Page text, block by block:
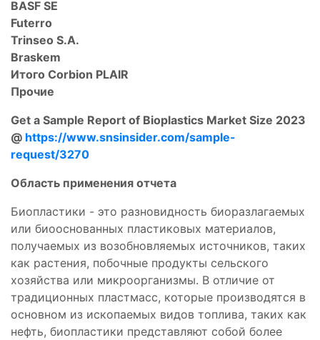
BASF SE
Futerro
Trinseo S.A.
Braskem
Итого Corbion PLAIR
Прочие
Get a Sample Report of Bioplastics Market Size 2023
@ https://www.snsinsider.com/sample-
request/3270
Область применения отчета
Биопластики - это разновидность биоразлагаемых
или биооснованных пластиковых материалов,
получаемых из возобновляемых источников, таких
как растения, побочные продукты сельского
хозяйства или микроорганизмы. В отличие от
традиционных пластмасс, которые производятся в
основном из ископаемых видов топлива, таких как
нефть, биопластики представляют собой более